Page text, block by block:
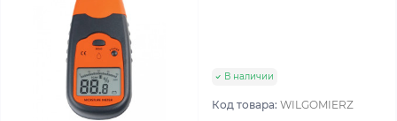
В наличии
Код товара: WILGOMIERZ